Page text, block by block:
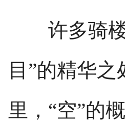
许多骑楼
目”的精华
里，“空”的